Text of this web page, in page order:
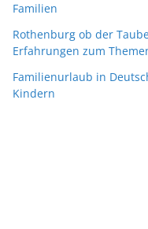
Familien
Rothenburg ob der
Erfahrungen zum
Familienurlaub in
Kindern